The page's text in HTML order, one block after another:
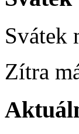
Svátek
Zítra